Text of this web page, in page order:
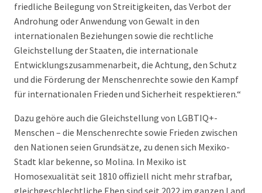
friedliche Beilegung von Streitigkeiten, das Verbot der
Androhung oder Anwendung von Gewalt in den
internationalen Beziehungen sowie die rechtliche
Gleichstellung der Staaten, die internationale
Entwicklungszusammenarbeit, die Achtung, den Schutz
und die Förderung der Menschenrechte sowie den Kampf
für internationalen Frieden und Sicherheit respektieren.“
Dazu gehöre auch die Gleichstellung von LGBTIQ+-
Menschen – die Menschenrechte sowie Frieden zwischen
den Nationen seien Grundsätze, zu denen sich Mexiko-
Stadt klar bekenne, so Molina. In Mexiko ist
Homosexualität seit 1810 offiziell nicht mehr strafbar,
gleichgeschlechtliche Ehen sind seit 2022 im ganzen Land